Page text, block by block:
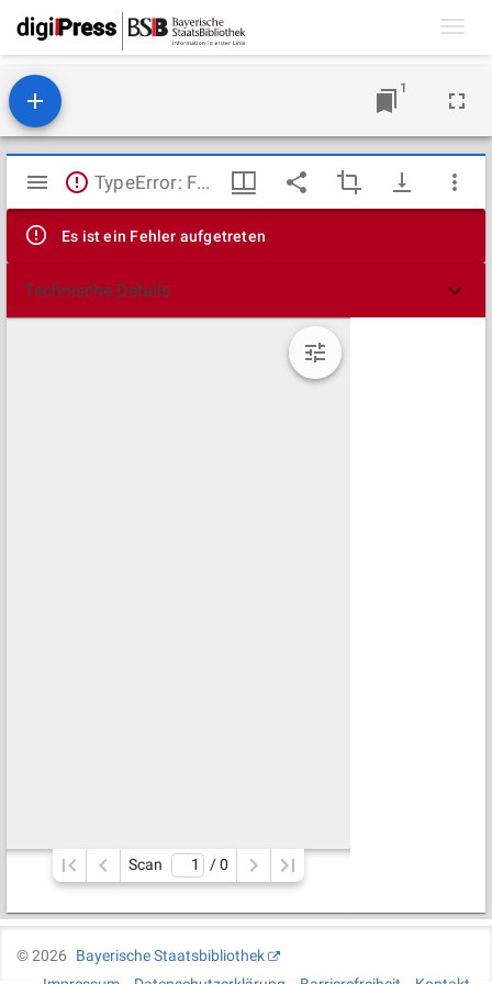
1
Mirador
Viewer
TypeError: Failed to fetch
Es ist ein Fehler aufgetreten
Technische Details
Scan / 0
©2026
Bayerische Staatsbibliothek